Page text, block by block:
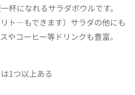
杯になれるサラダボウルです。
リト―もできます）サラダの他にも
やコーヒー等ドリンクも豊富。
1つ以上ある